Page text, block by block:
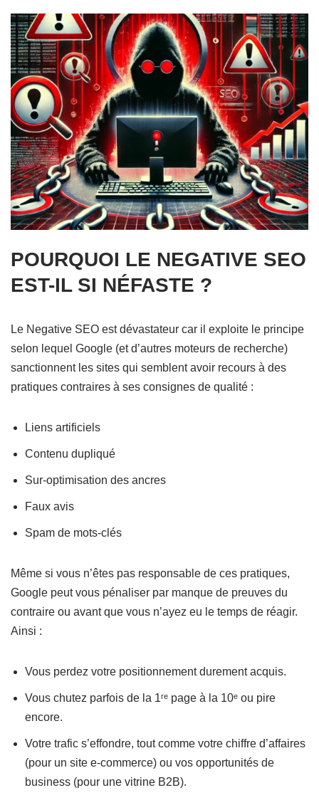
POURQUOI LE NEGATIVE SEO
EST-IL SI NÉFASTE ?
Le Negative SEO est dévastateur car il exploite le principe
selon lequel Google (et d’autres moteurs de recherche)
sanctionnent les sites qui semblent avoir recours à des
pratiques contraires à ses consignes de qualité :
Liens artificiels
Contenu dupliqué
Sur-optimisation des ancres
Faux avis
Spam de mots-clés
Même si vous n’êtes pas responsable de ces pratiques,
Google peut vous pénaliser par manque de preuves du
contraire ou avant que vous n’ayez eu le temps de réagir.
Ainsi :
Vous perdez votre positionnement durement acquis.
Vous chutez parfois de la 1ʳᵉ page à la 10ᵉ ou pire
encore.
Votre trafic s’effondre, tout comme votre chiffre d’affaires
(pour un site e-commerce) ou vos opportunités de
business (pour une vitrine B2B).